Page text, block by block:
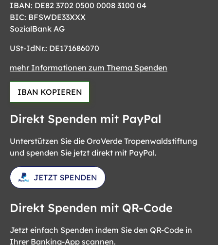
IBAN: DE82 3702 0500 0008 3100 04
BIC: BFSWDE33XXX
SozialBank AG
USt-IdNr.: DE171686070
mehr Informationen zum Thema Spenden
IBAN KOPIEREN
Direkt Spenden mit PayPal
Unterstützen Sie die OroVerde Tropenwaldstiftung
und spenden Sie jetzt direkt mit PayPal.
Direkt Spenden mit QR-Code
Jetzt einfach Spenden indem Sie den QR-Code in
Ihrer Banking-App scannen.